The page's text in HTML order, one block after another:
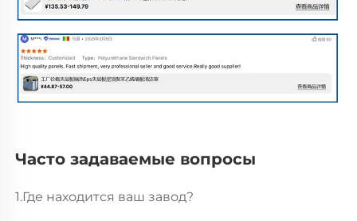
Часто задаваемые вопросы
1.Где находится ваш завод?